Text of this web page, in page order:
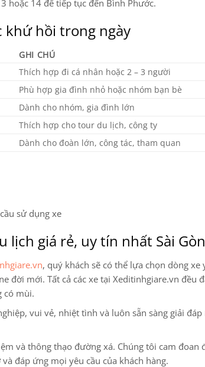
hoặc 14 để tiếp tục đến Bình Phước.
khứ hồi trong ngày
GHI CHÚ
Thích hợp đi cá nhân hoặc 2 – 3 người
Phù hợp gia đình nhỏ hoặc nhóm bạn bè
Dành cho nhóm, gia đình lớn
Thích hợp cho tour du lịch, công ty
Dành cho đoàn lớn, công tác, tham quan
sử dụng xe
giá rẻ, uy tín nhất Sài Gòn
, quý khách sẽ có thể lựa chọn dòng xe
đời mới. Tất cả các xe tại Xeditinhgiare.vn đều
có mùi.
vui vẻ, nhiệt tình và luôn sẵn sàng giải
và thông thạo đường xá. Chúng tôi cam đoan
đáp ứng mọi yêu cầu của khách hàng.